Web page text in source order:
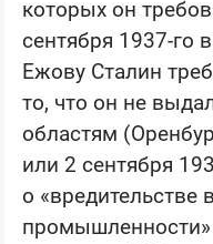
которых он
сентября 1937-го
Ежову Сталин
то, что он не
областям
или 2 сентября
о «вредительстве
промышленности»